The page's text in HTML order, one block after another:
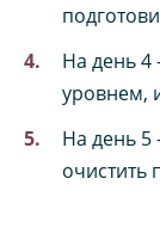
На день 4
уровнем,
На день 5
очистить